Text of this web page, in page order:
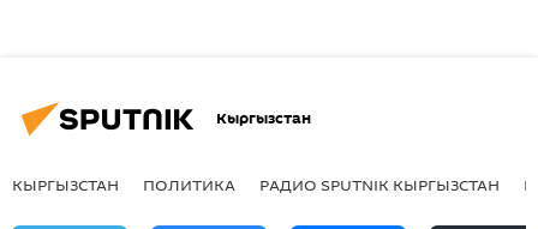
Кыргызстан
КЫРГЫЗСТАН ПОЛИТИКА РАДИО SPUTNIK КЫРГЫЗСТАН